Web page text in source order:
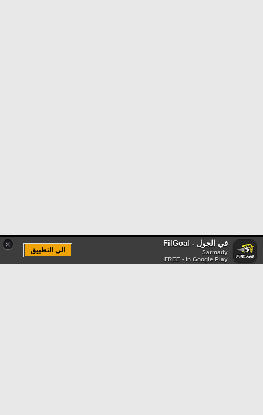
× في الجول - FilGoal
Sarmady
FREE - In Google Play
الى التطبيق